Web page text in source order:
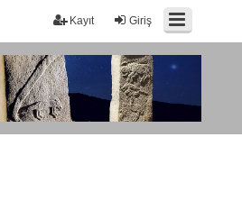
Giriş
Kayıt